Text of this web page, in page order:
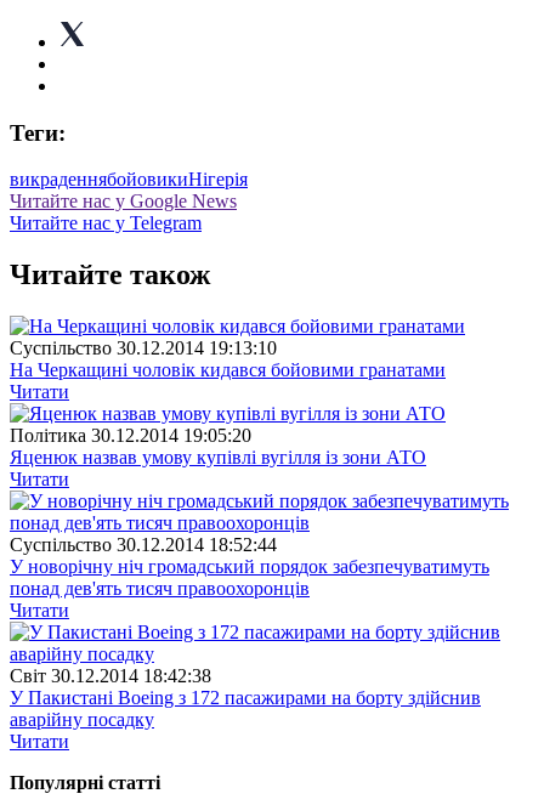
Теги:
викраденнябойовикиНігерія
Читайте нас у Google News
Читайте нас у Telegram
Читайте також
Суспiльство 30.12.2014 19:13:10
На Черкащині чоловік кидався бойовими гранатами
Читати
Полiтика 30.12.2014 19:05:20
Яценюк назвав умову купівлі вугілля із зони АТО
Читати
Суспiльство 30.12.2014 18:52:44
У новорічну ніч громадський порядок забезпечуватимуть
понад дев'ять тисяч правоохоронців
Читати
Свiт 30.12.2014 18:42:38
У Пакистані Boeing з 172 пасажирами на борту здійснив
аварійну посадку
Читати
Популярнi статтi